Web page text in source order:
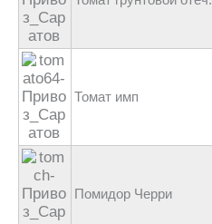
Томат имп
Помидор Черри